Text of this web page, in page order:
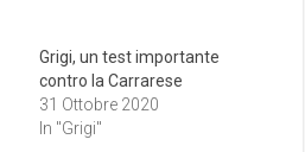
Grigi, un test importante
contro la Carrarese
31 Ottobre 2020
In "Grigi"